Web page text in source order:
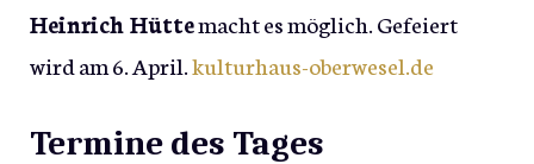
Heinrich Hüttemacht es möglich. Gefeiert
wird am 6. April.kulturhaus-oberwesel.de
Termine des Tages